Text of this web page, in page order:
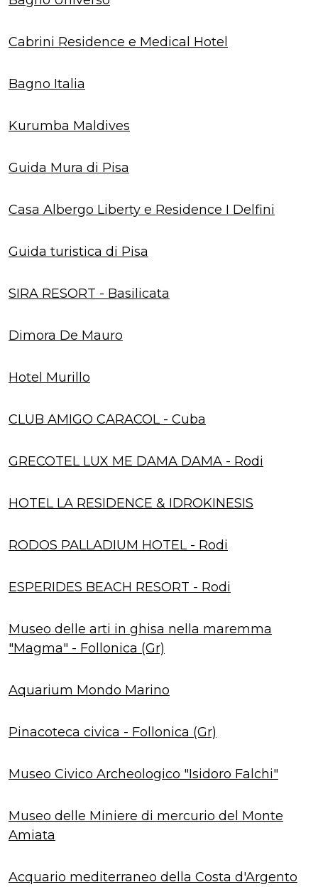
Cabrini Residence e Medical Hotel
Bagno Italia
Kurumba Maldives
Guida Mura di Pisa
Casa Albergo Liberty e Residence I Delfini
Guida turistica di Pisa
SIRA RESORT - Basilicata
Dimora De Mauro
Hotel Murillo
CLUB AMIGO CARACOL - Cuba
GRECOTEL LUX ME DAMA DAMA - Rodi
HOTEL LA RESIDENCE & IDROKINESIS
RODOS PALLADIUM HOTEL - Rodi
ESPERIDES BEACH RESORT - Rodi
Museo delle arti in ghisa nella maremma
"Magma" - Follonica (Gr)
Aquarium Mondo Marino
Pinacoteca civica - Follonica (Gr)
Museo Civico Archeologico "Isidoro Falchi"
Museo delle Miniere di mercurio del Monte
Amiata
Acquario mediterraneo della Costa d'Argento